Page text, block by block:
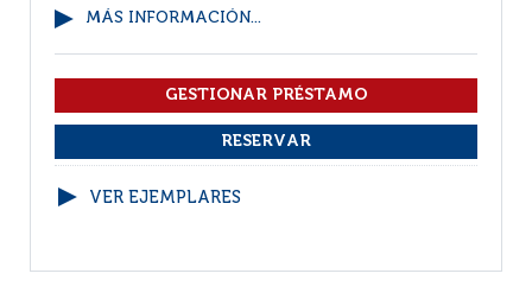
MÁS INFORMACIÓN...
VER EJEMPLARES